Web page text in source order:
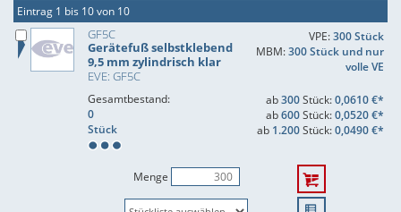
Eintrag 1 bis 10 von 10
GF5C
Gerätefuß selbstklebend
9,5 mm zylindrisch klar
EVE: GF5C
VPE:300 Stück
MBM:300 Stück und nur
volle VE
Gesamtbestand:
0
Stück
ab300Stück:0,0610 €*
ab600Stück:0,0520 €*
ab 1.200Stück:0,0490 €*
Menge